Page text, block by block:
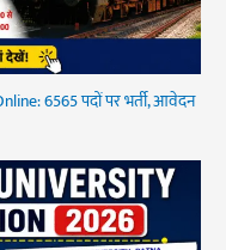
6565 पदों पर भर्ती, आवेदन